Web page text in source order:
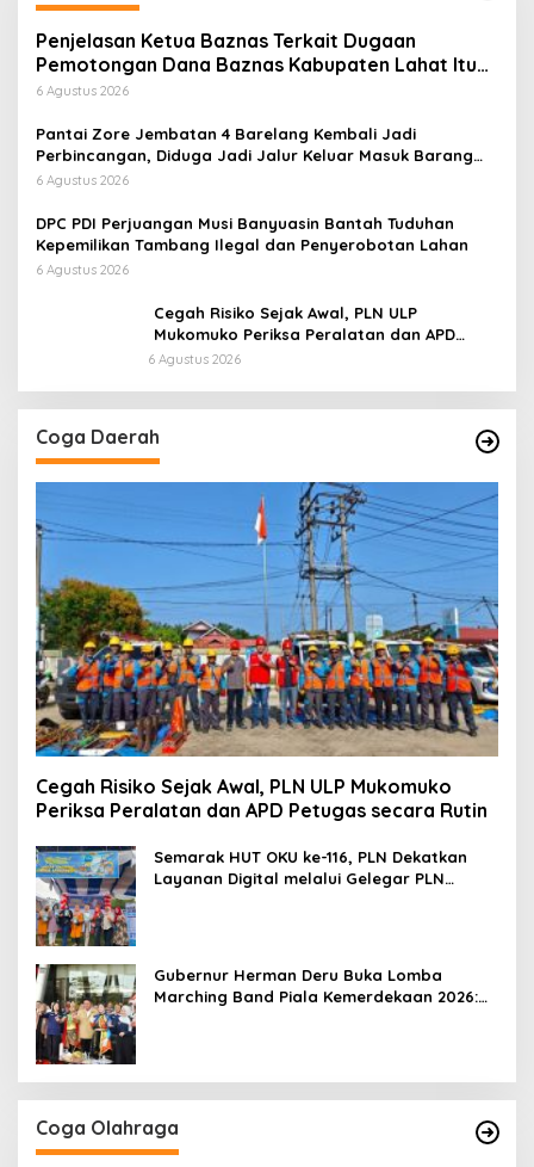
Penjelasan Ketua Baznas Terkait Dugaan
Pemotongan Dana Baznas Kabupaten Lahat Itu
Tidak Benar
6 Agustus 2026
Pantai Zore Jembatan 4 Barelang Kembali Jadi
Perbincangan, Diduga Jadi Jalur Keluar Masuk Barang
Tanpa Dokumen Kepabeanan, Nama Berinisial WL
di Kawasan Pesisir
6 Agustus 2026
DPC PDI Perjuangan Musi Banyuasin Bantah Tuduhan
Kepemilikan Tambang Ilegal dan Penyerobotan Lahan
6 Agustus 2026
Cegah Risiko Sejak Awal, PLN ULP
Mukomuko Periksa Peralatan dan APD
Petugas secara Rutin
6 Agustus 2026
Coga Daerah
Cegah Risiko Sejak Awal, PLN ULP Mukomuko
Periksa Peralatan dan APD Petugas secara Rutin
Semarak HUT OKU ke-116, PLN Dekatkan
Layanan Digital melalui Gelegar PLN
Gubernur Herman Deru Buka Lomba
Marching Band Piala Kemerdekaan 2026:
Coga Olahraga